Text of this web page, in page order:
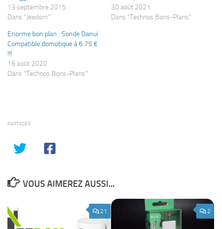
13 septembre 2015
Dans "Jeedom"
30 août 2021
Dans "Technos Bons-Plans"
Enorme bon plan : Sonde Danui
Compatible domotique à 6.75 €
!!!
16 août 2020
Dans "Technos Bons-Plans"
PARTAGER
VOUS AIMEREZ AUSSI...
21 2